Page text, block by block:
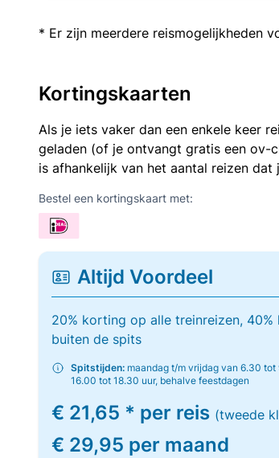
* Er zijn meerdere reismogelijkheden
Kortingskaarten
Als je iets vaker dan een enkele keer
geladen (of je ontvangt gratis een ov-
is afhankelijk van het aantal reizen
Bestel een kortingskaart met:
Altijd Voordeel
20% korting op alle treinreizen, 40%
buiten de spits
Spitstijden: maandag t/m vrijdag van 6.30
16.00 tot 18.30 uur, behalve feestdagen
€ 21,65 * per reis (tweede
€ 29,95 per maand